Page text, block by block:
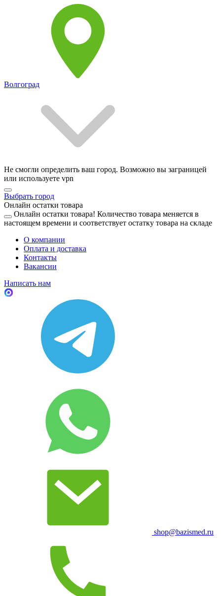
Волгоград
Не смогли определить ваш город. Возможно вы заграницей
или используете vpn
Выбрать город
Онлайн остатки товара
Онлайн остатки товара! Количество товара меняется в
настоящем времени и соответствует остатку товара на складе
О компании
Оплата и доставка
Контакты
Вакансии
Написать нам
shop@bazismed.ru